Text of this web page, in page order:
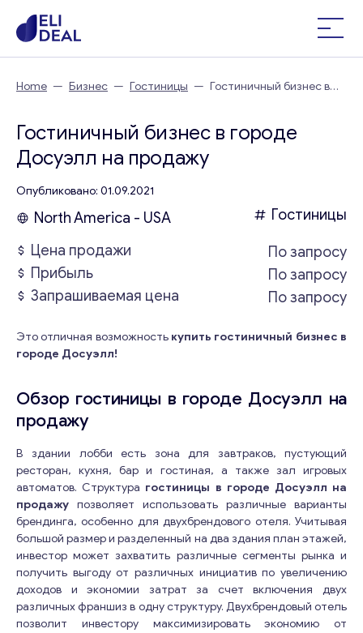
Home — Бизнес — Гостиницы — Гостиничный бизнес в
Гостиничный бизнес в городе
Досуэлл на продажу
Опубликовано: 01.09.2021
North America - USA
Гостиницы
Цена продажи
По запросу
Прибыль
По запросу
Запрашиваемая цена
По запросу
Это отличная возможность купить гостиничный бизнес в
городе Досуэлл!
Обзор гостиницы в городе Досуэлл на
продажу
В здании лобби есть зона для завтраков, пустующий
ресторан, кухня, бар и гостиная, а также зал игровых
автоматов. Структура гостиницы в городе Досуэлл на
продажу позволяет использовать различные варианты
брендинга, особенно для двухбрендового отеля. Учитывая
большой размер и разделенный на два здания план этажей,
инвестор может захватить различные сегменты рынка и
получить выгоду от различных инициатив по увеличению
доходов и экономии затрат за счет включения двух
различных франшиз в одну структуру. Двухбрендовый отель
позволит инвестору максимизировать экономию от